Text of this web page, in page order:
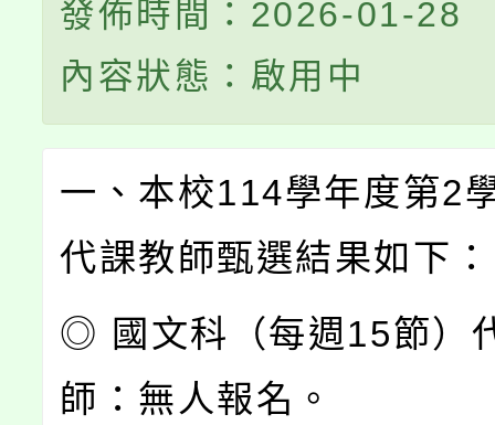
發佈時間：2026-01-28
內容狀態：啟用中
一、本校114學年度第2
代課教師甄選結果如下：
◎ 國文科（每週15節）
師：無人報名。